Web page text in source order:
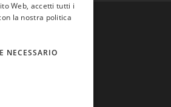
Web, accetti tutti i
la nostra politica
NECESSARIO